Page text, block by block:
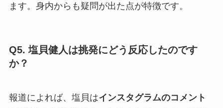
ます。身内からも疑問が出た点が特徴です。
Q5. 塩貝健人は挑発にどう反応したのです
か？
報道によれば、塩貝はインスタグラムのコメント